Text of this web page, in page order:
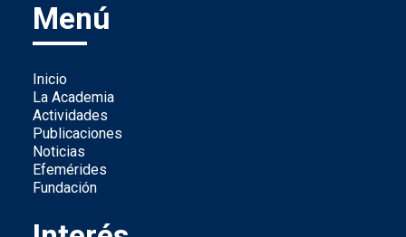
Menú
Inicio
La Academia
Actividades
Publicaciones
Noticias
Efemérides
Fundación